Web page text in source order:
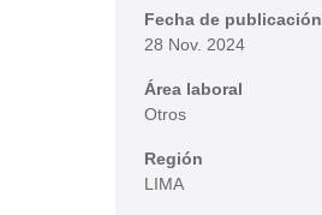
Fecha de publicación
28 Nov. 2024
Área laboral
Otros
Región
LIMA